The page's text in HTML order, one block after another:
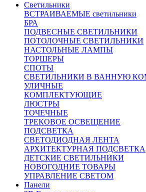
Светильники
ВСТРАИВАЕМЫЕ светильники
БРА
ПОДВЕСНЫЕ СВЕТИЛЬНИКИ
ПОТОЛОЧНЫЕ СВЕТИЛЬНИКИ
НАСТОЛЬНЫЕ ЛАМПЫ
ТОРШЕРЫ
СПОТЫ
СВЕТИЛЬНИКИ В ВАННУЮ
УЛИЧНЫЕ
КОМПЛЕКТУЮЩИЕ
ЛЮСТРЫ
ТОЧЕЧНЫЕ
ТРЕКОВОЕ ОСВЕЩЕНИЕ
ПОДСВЕТКА
СВЕТОДИОДНАЯ ЛЕНТА
АРХИТЕКТУРНАЯ ПОДСВЕТКА
ДЕТСКИЕ СВЕТИЛЬНИКИ
НОВОГОДНИЕ ТОВАРЫ
УПРАВЛЕНИЕ СВЕТОМ
Панели